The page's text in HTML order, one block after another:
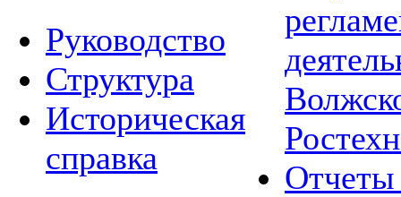
Руководство
Структура
Историческая
справка
Отчеты